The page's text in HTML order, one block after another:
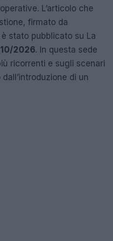
L’articolo che
firmato da
è stato pubblicato su La
2026. In questa sede
ricorrenti e sugli scenari
di un